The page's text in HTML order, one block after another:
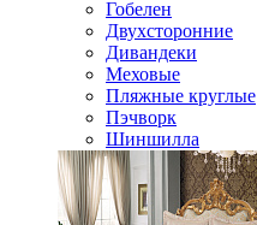
Гобелен
Двухсторонние
Дивандеки
Меховые
Пляжные круглые
Пэчворк
Шиншилла